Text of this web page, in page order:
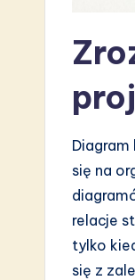
się na
relacje
tylko
się z